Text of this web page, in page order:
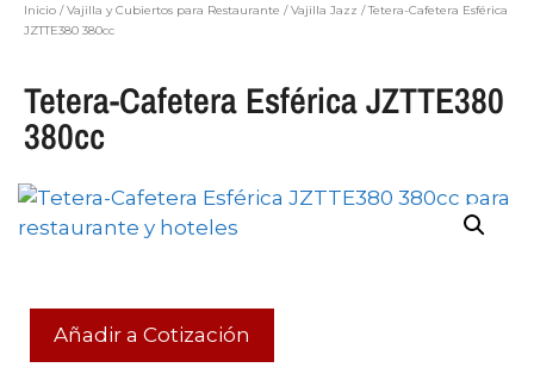
Inicio /Vajilla y Cubiertos para Restaurante /Vajilla Jazz / Tetera-Cafetera Esférica
JZTTE380 380cc
Tetera-Cafetera Esférica JZTTE380
380cc
Añadir a Cotización